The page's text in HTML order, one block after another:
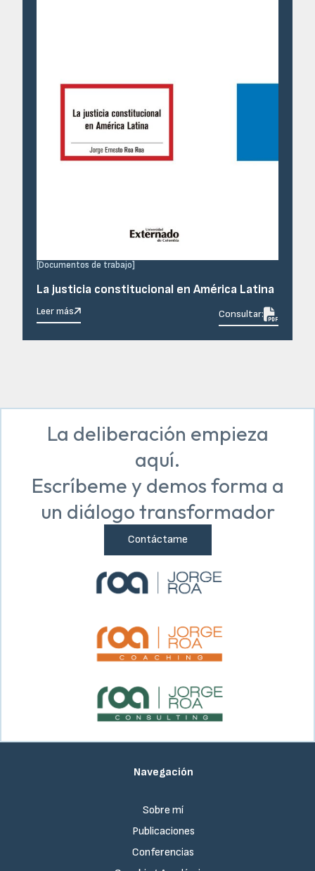
[Documentos de trabajo]
La justicia constitucional en América Latina
Leer más Consultar: 
La deliberación empieza
aquí.
Escríbeme y demos forma a
un diálogo transformador
Contáctame
Navegación
Sobre mí
Publicaciones
Conferencias